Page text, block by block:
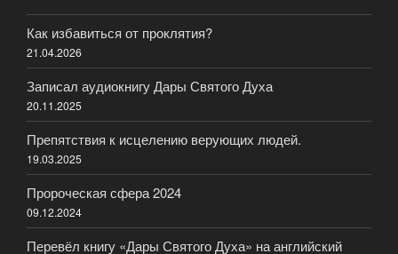
Как избавиться от проклятия?
21.04.2026
Записал аудиокнигу Дары Святого Духа
20.11.2025
Препятствия к исцелению верующих людей.
19.03.2025
Пророческая сфера 2024
09.12.2024
Перевёл книгу «Дары Святого Духа» на английский